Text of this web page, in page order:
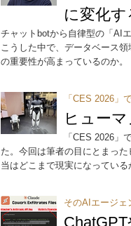
に変化
チャットbotから自律型の「AI
こうした中で、データベース
の重要性が高まっているのか。
「CES 2026
ヒュー
「CES 2026」
た。今回は筆者の目にとまっ
当はどこまで現実になっている
そのAIエージェ